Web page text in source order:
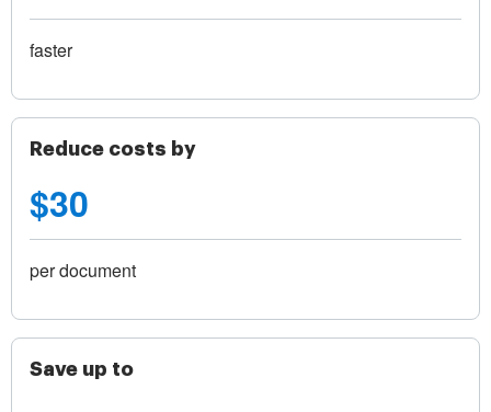
faster
Reduce costs by
$30
per document
Save up to